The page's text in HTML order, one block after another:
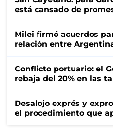
está cansado de
Milei firmó acuerdos
relación entre
Conflicto portuario: el
rebaja del 20% en las
Desalojo exprés y
el procedimiento que